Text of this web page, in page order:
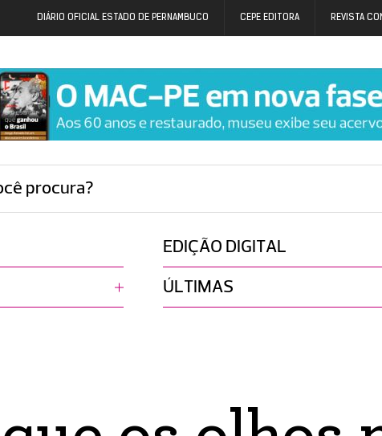
DIÁRIO OFICIAL ESTADO DE PERNAMBUCO CEPE EDITORA REVISTA
procura?
EDIÇÃO DIGITAL
ÚLTIMAS